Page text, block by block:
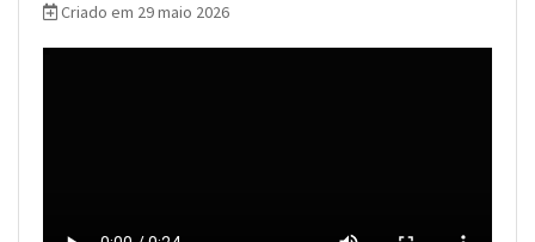
Criado em 29 maio 2026